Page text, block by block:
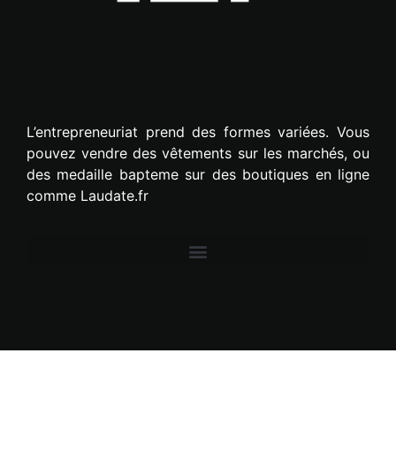
L’entrepreneuriat prend des formes variées. Vous
pouvez vendre des vêtements sur les marchés, ou
des medaille bapteme sur des boutiques en ligne
comme Laudate.fr